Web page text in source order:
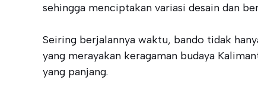
sehingga menciptakan variasi desain dan
Seiring berjalannya waktu, bando tidak
yang merayakan keragaman budaya
yang panjang.